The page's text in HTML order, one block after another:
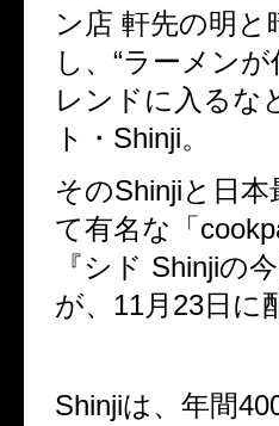
ン店 軒先の明
し、“ラーメン
レンドに入るな
ト・Shinji。
そのShinjiと日
て有名な「
『シド Shinjiの
が、11月23日に
Shinjiは、年間